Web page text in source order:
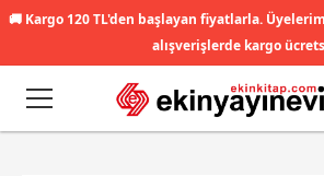
🚚 Kargo 120 TL'den başlayan fiyatlarla.
alışverişlerde kargo